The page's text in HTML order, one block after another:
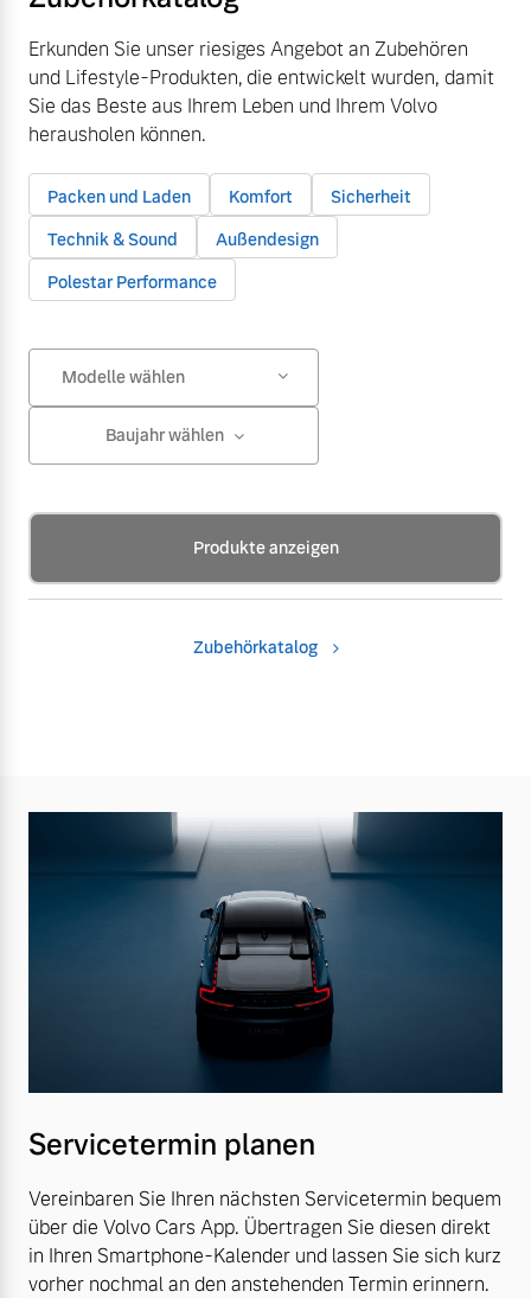
Erkunden Sie unser riesiges Angebot an Zubehören
und Lifestyle-Produkten, die entwickelt wurden, damit
Sie das Beste aus Ihrem Leben und Ihrem Volvo
herausholen können.
Packen und Laden Komfort
Sicherheit
Technik & Sound
Außendesign
Polestar Performance
Modelle wählen
Baujahr wählen
Produkte anzeigen
Zubehörkatalog
Servicetermin planen
Vereinbaren Sie Ihren nächsten Servicetermin bequem
über die Volvo Cars App. Übertragen Sie diesen direkt
in Ihren Smartphone-Kalender und lassen Sie sich kurz
vorher nochmal an den anstehenden Termin erinnern.